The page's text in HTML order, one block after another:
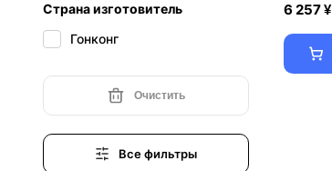
Страна изготовитель
Гонконг
Очистить
Все фильтры
6 257 ¥